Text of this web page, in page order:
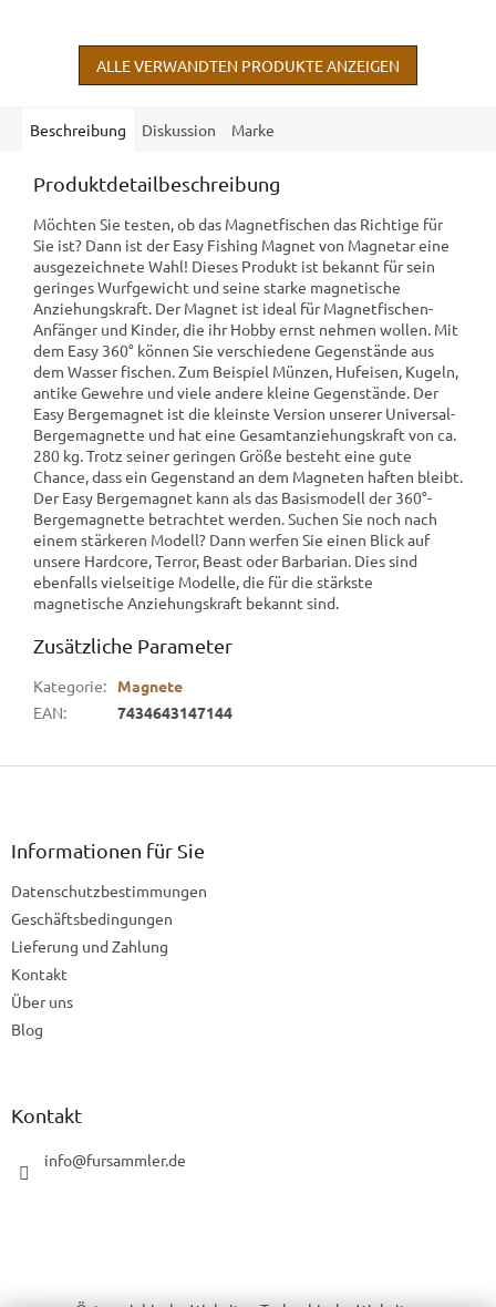
ALLE VERWANDTEN PRODUKTE ANZEIGEN
Beschreibung Diskussion Marke
Produktdetailbeschreibung
Möchten Sie testen, ob das Magnetfischen das Richtige für
Sie ist? Dann ist der Easy Fishing Magnet von Magnetar eine
ausgezeichnete Wahl! Dieses Produkt ist bekannt für sein
geringes Wurfgewicht und seine starke magnetische
Anziehungskraft. Der Magnet ist ideal für Magnetfischen-
Anfänger und Kinder, die ihr Hobby ernst nehmen wollen. Mit
dem Easy 360° können Sie verschiedene Gegenstände aus
dem Wasser fischen. Zum Beispiel Münzen, Hufeisen, Kugeln,
antike Gewehre und viele andere kleine Gegenstände. Der
Easy Bergemagnet ist die kleinste Version unserer Universal-
Bergemagnette und hat eine Gesamtanziehungskraft von ca.
280 kg. Trotz seiner geringen Größe besteht eine gute
Chance, dass ein Gegenstand an dem Magneten haften bleibt.
Der Easy Bergemagnet kann als das Basismodell der 360°-
Bergemagnette betrachtet werden. Suchen Sie noch nach
einem stärkeren Modell? Dann werfen Sie einen Blick auf
unsere Hardcore, Terror, Beast oder Barbarian. Dies sind
ebenfalls vielseitige Modelle, die für die stärkste
magnetische Anziehungskraft bekannt sind.
Zusätzliche Parameter
Kategorie:
Magnete
EAN: 7434643147144
F
Informationen für Sie
Datenschutzbestimmungen
Geschäftsbedingungen
Lieferung und Zahlung
Kontakt
Über uns
Blog
Kontakt
info@fursammler.de